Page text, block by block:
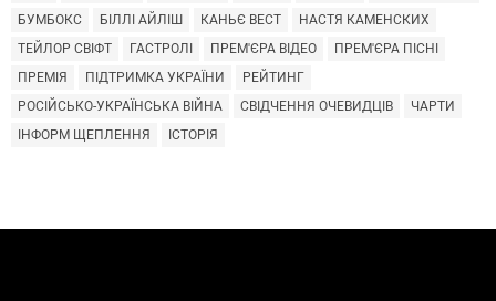
БУМБОКС
БІЛЛІ АЙЛІШ КАНЬЄ ВЕСТ
НАСТЯ КАМЕНСКИХ
ТЕЙЛОР СВІФТ
ГАСТРОЛІ ПРЕМ'ЄРА ВІДЕО
ПРЕМ'ЄРА ПІСНІ
ПРЕМІЯ
ПІДТРИМКА УКРАЇНИ
РЕЙТИНГ
РОСІЙСЬКО-УКРАЇНСЬКА ВІЙНА
СВІДЧЕННЯ ОЧЕВИДЦІВ
ЧАРТИ
ІНФОРМ ЩЕПЛЕННЯ
ІСТОРІЯ